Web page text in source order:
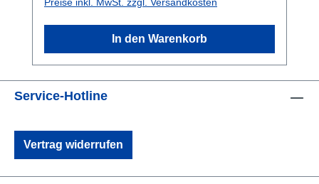
In den Warenkorb
Service-Hotline
Vertrag widerrufen